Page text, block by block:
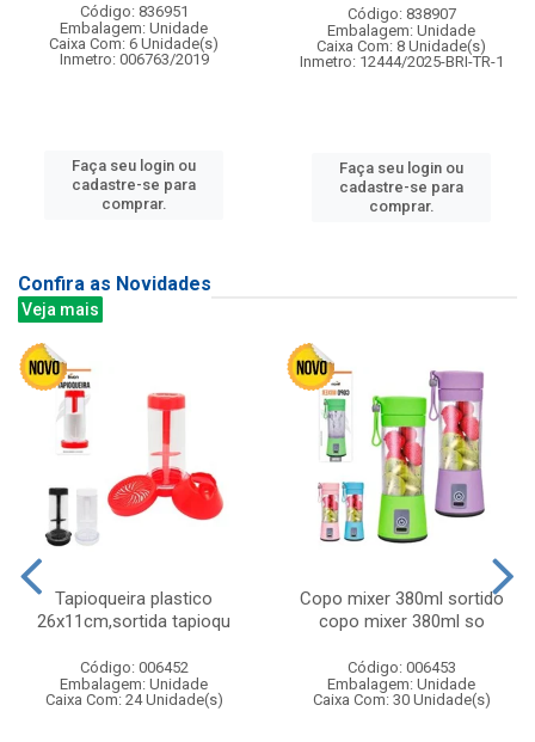
Código: 836951
Embalagem: Unidade
Caixa Com: 6 Unidade(s)
Inmetro: 006763/2019
Faça seu login ou
cadastre-se para
comprar.
Código: 838907
Embalagem: Unidade
Caixa Com: 8 Unidade(s)
Inmetro: 12444/2025-BRI-TR-1
Faça seu login ou
cadastre-se para
comprar.
Confira as Novidades
Veja mais
Tapioqueira plastico
26x11cm,sortida tapioqu
Código: 006452
Embalagem: Unidade
Caixa Com: 24 Unidade(s)
Copo mixer 380ml sortido
copo mixer 380ml so
Código: 006453
Embalagem: Unidade
Caixa Com: 30 Unidade(s)